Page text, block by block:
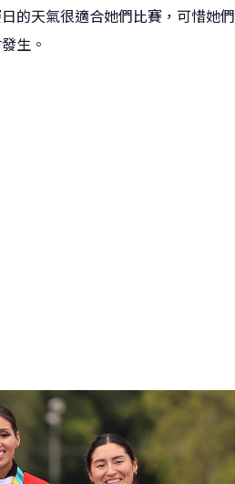
的天氣很適合她們比賽，可惜她們
生。